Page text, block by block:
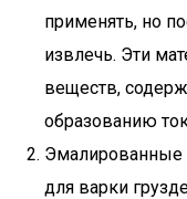
применять, но
извлечь. Эти
веществ,
образованию
Эмалированные
для варки